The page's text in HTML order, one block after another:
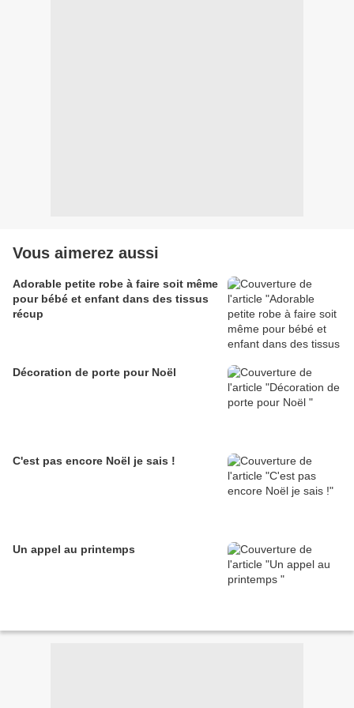
Vous aimerez aussi
Adorable petite robe à faire soit même
pour bébé et enfant dans des tissus
récup
Décoration de porte pour Noël
C'est pas encore Noël je sais !
Un appel au printemps